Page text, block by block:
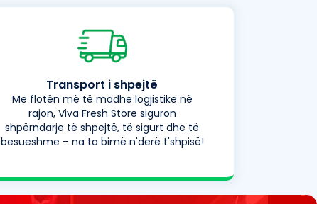
Transport i shpejtë
Me flotën më të madhe logjistike në
rajon, Viva Fresh Store siguron
shpërndarje të shpejtë, të sigurt dhe të
besueshme – na ta bimë n'derë t'shpisë!